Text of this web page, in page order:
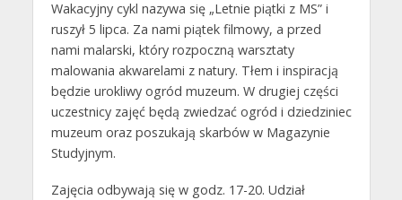
Wakacyjny cykl nazywa się „Letnie piątki z MS” i
ruszył 5 lipca. Za nami piątek filmowy, a przed
nami malarski, który rozpoczną warsztaty
malowania akwarelami z natury. Tłem i inspiracją
będzie urokliwy ogród muzeum. W drugiej części
uczestnicy zajęć będą zwiedzać ogród i dziedziniec
muzeum oraz poszukają skarbów w Magazynie
Studyjnym.
Zajęcia odbywają się w godz. 17-20. Udział